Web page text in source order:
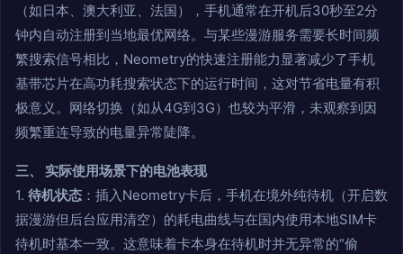
（如日本、澳大利亚、法国），手机通常在开机后30秒至2分
钟内自动注册到当地最优网络。与某些漫游服务需要长时间频
繁搜索信号相比，Neometry的快速注册能力显著减少了手机
基带芯片在高功耗搜索状态下的运行时间，这对节省电量有积
极意义。网络切换（如从4G到3G）也较为平滑，未观察到因
频繁重连导致的电量异常陡降。
三、 实际使用场景下的电池表现
1. 待机状态 ：插入Neometry卡后，手机在境外纯待机（开启数
据漫游但后台应用清空）的耗电曲线与在国内使用本地SIM卡
待机时基本一致。这意味着卡本身在待机时并无异常的“偷